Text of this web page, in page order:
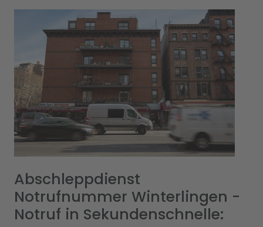
Abschleppdienst
Notrufnummer Winterlingen -
Notruf in Sekundenschnelle: